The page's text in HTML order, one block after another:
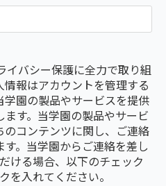
イバシー保護に全力で取り組
報はアカウントを管理する
園の製品やサービスを提供
す。当学園の製品やサービ
コンテンツに関し、ご連絡
。当学園からご連絡を差し
ける場合、以下のチェック
を入れてください。